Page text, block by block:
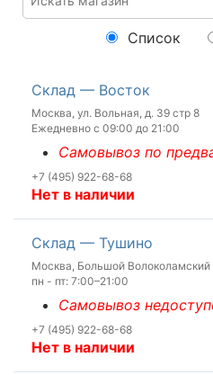
Список
Склад — Восток
Москва, ул. Вольная, д. 39 стр 8
Ежедневно с 09:00 до 21:00
Самовывоз по
+7 (495) 922-68-68
Нет в наличии
Склад — Тушино
Москва, Большой Волоколамский
пн - пт: 7:00–21:00
Самовывоз
+7 (495) 922-68-68
Нет в наличии